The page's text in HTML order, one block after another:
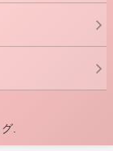
.